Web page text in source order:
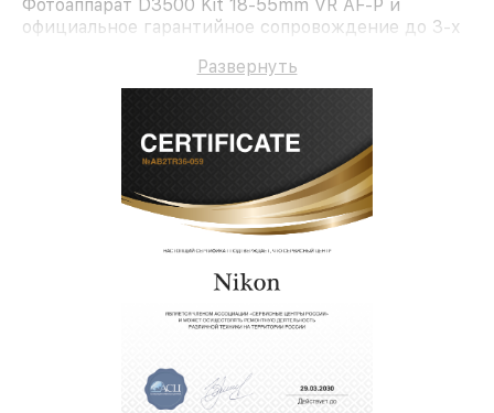
Фотоаппарат D3500 Kit 18-55mm VR AF-P и
официальное гарантийное сопровождение до 3-х
Развернуть